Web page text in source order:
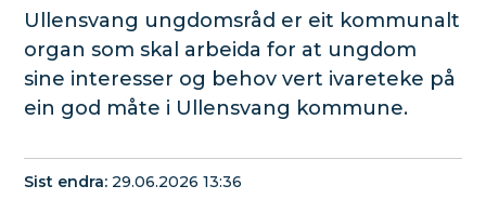
Ullensvang ungdomsråd er eit kommunalt
organ som skal arbeida for at ungdom
sine interesser og behov vert ivareteke på
ein god måte i Ullensvang kommune.
Sist endra 29.06.2026 13:36